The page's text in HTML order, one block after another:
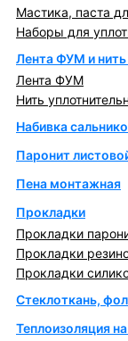
Мастика, паста
Наборы для
Лента ФУМ и нить
Лента ФУМ
Нить
Набивка
Паронит
Пена монтажная
Прокладки
Прокладки
Прокладки
Прокладки
Стеклоткань,
Теплоизоляция